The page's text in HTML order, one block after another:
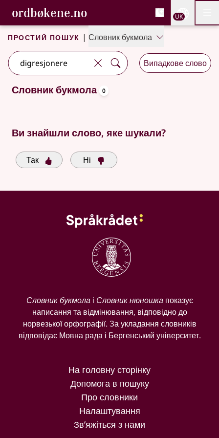
Перейти до основного вмісту
Доступність
ordbøkene.no, Cловник букмола та
Cловник букмола та Словник нюношка
UK
Простий пошук |Словник букмола
Випадкове слово
Доступні пропозиції пошуку
Словник букмола 0
Ви знайшли слово, яке шукали?
Так Ні
Словник букмолаі Словник нюношкапоказує
написання та відмінювання, відповідно до
норвезької орфографії. За укладання словників
відповідає Мовна рада і Бергенський університет.
На головну сторінку
Допомога в пошуку
Про словники
Налаштування
Зв’яжіться з нами